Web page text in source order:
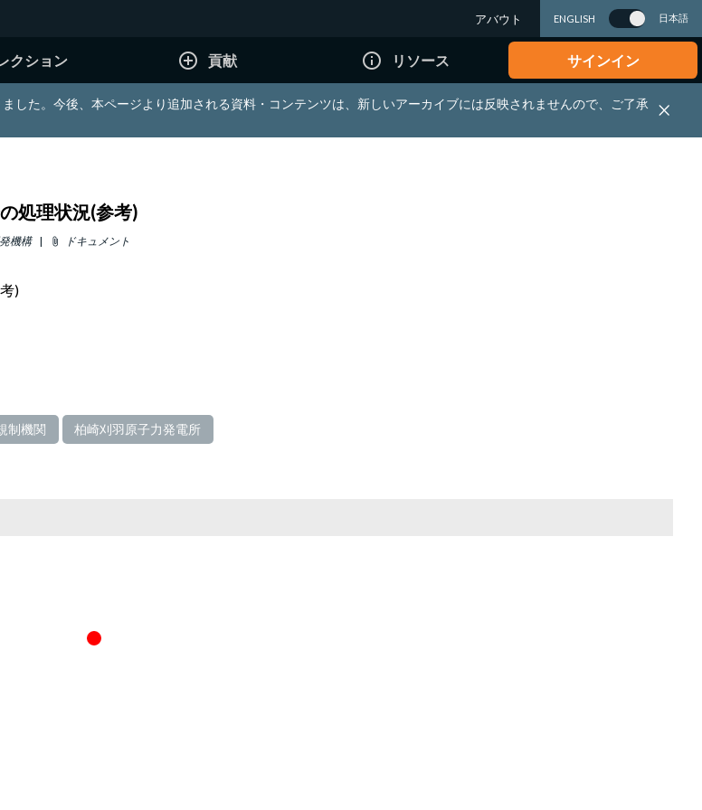
アバウト ENGLISH 日本語
クション add_circle_outline 貢献 info_outline リソース サインイン
した。今後、本ページより追加される資料・コンテンツは、新しいアーカイブには反映されませんので、ご了承
処理状況(参考)
機構 attach_file ドキュメント
)
制機関 柏崎刈羽原子力発電所